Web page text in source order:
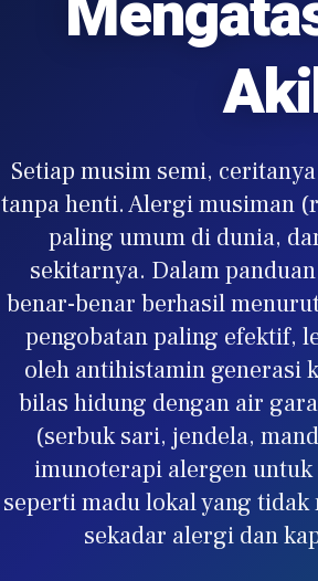
Setiap musim semi,
tanpa henti. Alergi musiman
paling umum di dunia,
sekitarnya. Dalam
benar-benar berhasil
pengobatan paling efektif,
oleh antihistamin generasi
bilas hidung dengan air
(serbuk sari, jendela,
imunoterapi alergen untuk
seperti madu lokal yang
sekadar alergi dan